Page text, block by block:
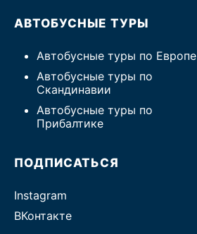
АВТОБУСНЫЕ ТУРЫ
Автобусные туры по Европе
Автобусные туры по
Скандинавии
Автобусные туры по
Прибалтике
ПОДПИСАТЬСЯ
Instagram
ВКонтакте